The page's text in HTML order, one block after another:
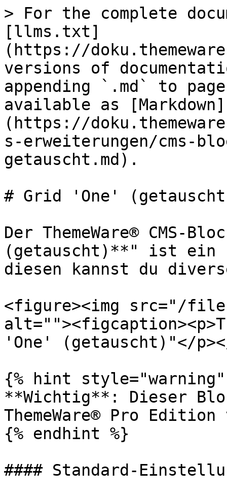
> For the complete
[llms.txt]
(https://
versions of
appending `.md` to
available as [Markdown]
(https://
s-erweiterungen/cms-
getauscht.md).
# Grid 'One'
Der ThemeWare® CMS-
(getauscht)**" ist ein
diesen kannst du
<figure><img src="/files/
'One' (getauscht)"</
{% hint style="warning"
**Wichtig**: Dieser
ThemeWare® Pro
{% endhint %}
#### Standard-